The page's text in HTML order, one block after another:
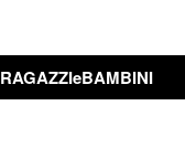
RAGAZZIeBAMBINI